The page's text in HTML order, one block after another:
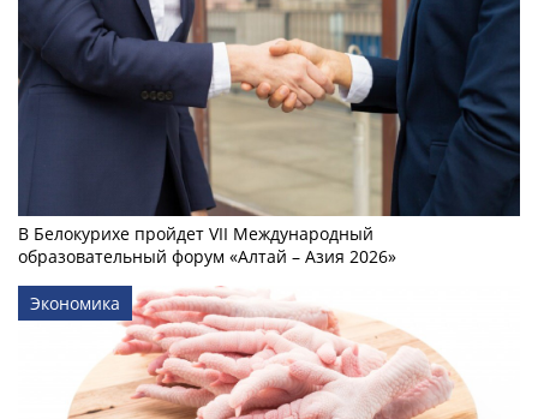
В Белокурихе пройдет VII Международный
образовательный форум «Алтай – Азия 2026»
Экономика